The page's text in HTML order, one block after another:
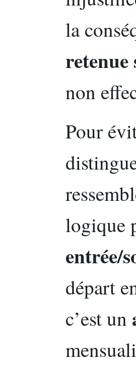
la
non
Pour
logique
entrée/
départ
c’est un